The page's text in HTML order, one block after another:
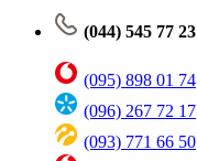
(044) 545 77 23
(095) 898 01 74
(096) 267 72 17
(093) 771 66 50